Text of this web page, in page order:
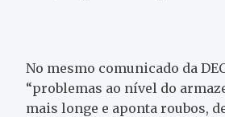
No mesmo comunicado da
“problemas ao nível do
mais longe e aponta roubos,